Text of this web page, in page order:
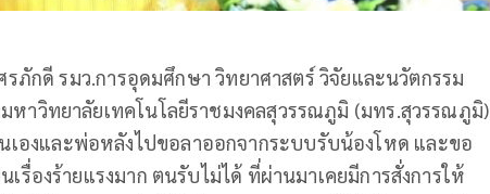
ภักดี รมว.การอุดมศึกษา วิทยาศาสตร์ วิจัยและนวัตกรรม
หาวิทยาลัยเทคโนโลยีราชมงคลสุวรรณภูมิ (มทร.สุวรรณภูมิ)
องและพ่อหลังไปขอลาออกจากระบบรับน้องโหด และขอ
เรื่องร้ายแรงมาก ตนรับไม่ได้ ที่ผ่านมาเคยมีการสั่งการให้